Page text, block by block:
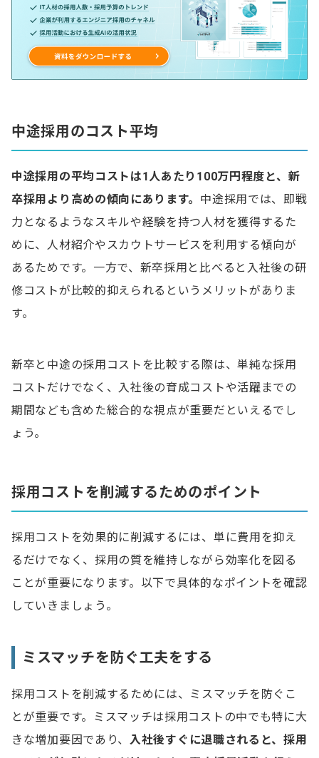
中途採用のコスト平均
中途採用の平均コストは1人あたり100万円程度と、新
卒採用より高めの傾向にあります。 中途採用では、即戦
力となるようなスキルや経験を持つ人材を獲得するた
めに、人材紹介やスカウトサービスを利用する傾向が
あるためです。一方で、新卒採用と比べると入社後の研
修コストが比較的抑えられるというメリットがありま
す。
新卒と中途の採用コストを比較する際は、単純な採用
コストだけでなく、入社後の育成コストや活躍までの
期間なども含めた総合的な視点が重要だといえるでし
ょう。
採用コストを削減するためのポイント
採用コストを効果的に削減するには、単に費用を抑え
るだけでなく、採用の質を維持しながら効率化を図る
ことが重要になります。以下で具体的なポイントを確認
していきましょう。
ミスマッチを防ぐ工夫をする
採用コストを削減するためには、ミスマッチを防ぐこ
とが重要です。ミスマッチは採用コストの中でも特に大
きな増加要因であり、 入社後すぐに退職されると、採用